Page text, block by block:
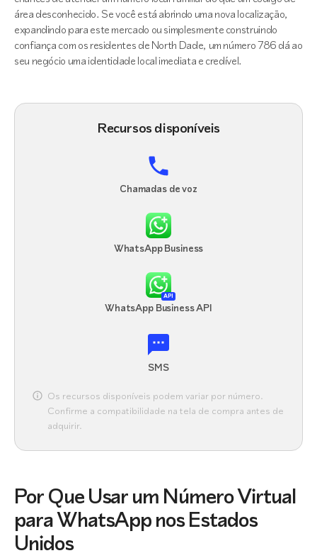
área desconhecido. Se você está abrindo uma nova localização,
expandindo para este mercado ou simplesmente construindo
confiança com os residentes de North Dade, um número 786 dá ao
seu negócio uma identidade local imediata e credível.
Recursos disponíveis
Chamadas de voz
WhatsApp Business
API
WhatsApp Business API
SMS
Os recursos disponíveis podem variar por número.
Confirme a compatibilidade na tela de compra antes de
adquirir.
Por Que Usar um Número Virtual
para WhatsApp nos Estados
Unidos